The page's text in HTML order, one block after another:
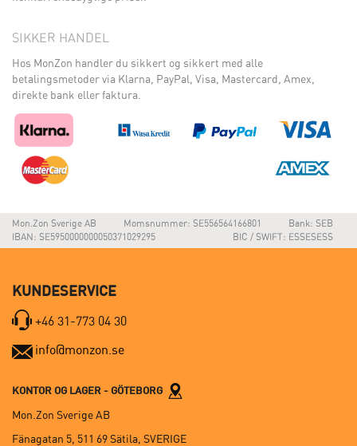
SIKKER HANDEL
Hos MonZon handler du sikkert og sikkert med alle
betalingsmetoder via Klarna, PayPal, Visa, Mastercard, Amex,
direkte bank eller faktura.
Mon.Zon Sverige AB Momsnummer: SE556564166801
Bank: SEB
IBAN: SE5950000000050371029295
BIC / SWIFT: ESSESESS
KUNDESERVICE
+46 31-773 04 30
info@monzon.se
KONTOR OG LAGER - GÖTEBORG
Mon.Zon Sverige AB
Fänagatan 5, 511 69 Sätila, SVERIGE